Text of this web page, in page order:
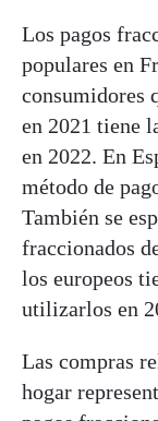
Los pagos
populares en
consumidores
en 2021 tiene
en 2022. En
método de
También se
fraccionados
los europeos
utilizarlos en
Las compras
hogar